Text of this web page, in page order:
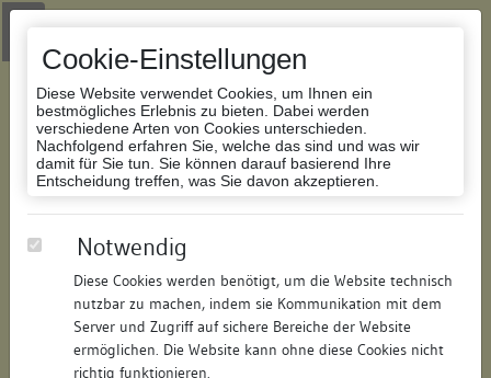
Cookie-Einstellungen
Diese Website verwendet Cookies, um Ihnen ein
bestmögliches Erlebnis zu bieten. Dabei werden
verschiedene Arten von Cookies unterschieden.
Nachfolgend erfahren Sie, welche das sind und was wir
damit für Sie tun. Sie können darauf basierend Ihre
Entscheidung treffen, was Sie davon akzeptieren.
Notwendig
Diese Cookies werden benötigt, um die Website technisch
nutzbar zu machen, indem sie Kommunikation mit dem
Server und Zugriff auf sichere Bereiche der Website
ermöglichen. Die Website kann ohne diese Cookies nicht
richtig funktionieren.
Zur Navigation springen
Zum Inhalt der Website springen
Datenbank Bauforschung/Restaurierung
114686830511/Datum:04.05.2016
Datenbestand:
Bauforschung und Restaurierung
Als PDF herunterladen: